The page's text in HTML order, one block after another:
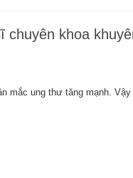
khoa
mắc ung thư tăng mạnh.